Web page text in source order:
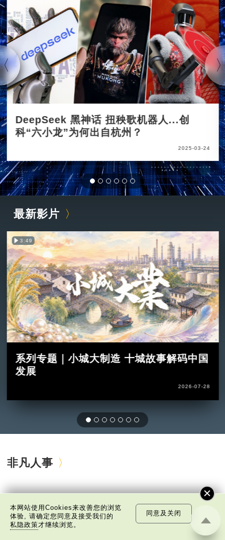
DeepSeek 黑神话 扭秧歌机器人...创
科“六小龙”为何出自杭州？
2025-03-24
最新影片
3:49
系列专题｜小城大制造 十城故事解码中国
发展
2026-07-28
非凡人事
本网站使用Cookies来改善您的浏览
体验, 请确定您同意及接受我们的
私隐政策才继续浏览。
同意及关闭